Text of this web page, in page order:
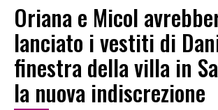
Oriana e Micol
lanciato i vestiti di
finestra della villa in
la nuova indiscrezione